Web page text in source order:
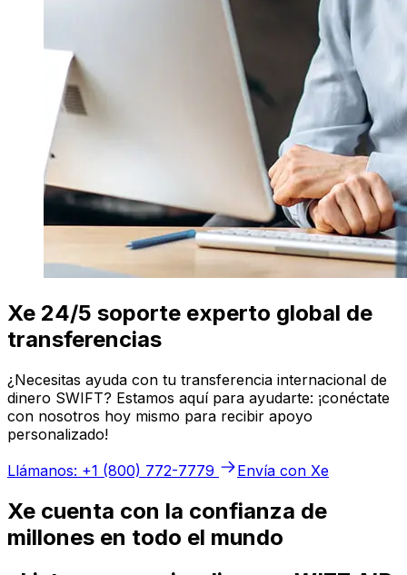
Xe 24/5 soporte experto global de
transferencias
¿Necesitas ayuda con tu transferencia internacional de
dinero SWIFT? Estamos aquí para ayudarte: ¡conéctate
con nosotros hoy mismo para recibir apoyo
personalizado!
Llámanos: +1 (800) 772-7779
Envía con Xe
Xe cuenta con la confianza de
millones en todo el mundo